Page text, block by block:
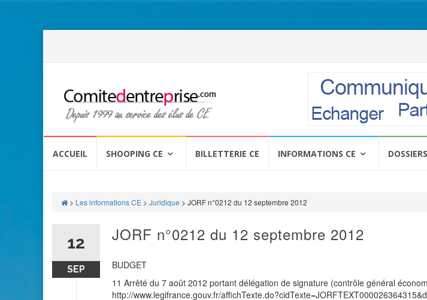
ACCUEIL SHOOPING CE BILLETTERIE CE INFORMATIONS CE
> Les informations CE > Juridique > JORF n°0212 du 12 septembre 2012
12
SEP
JORF n°0212 du 12 septembre 2012
BUDGET
11 Arrêté du 7 août 2012 portant délégation de signature (contrôle général
http://www.legifrance.gouv.fr/